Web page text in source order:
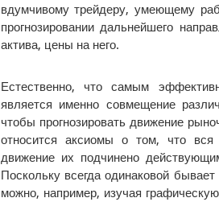
вдумчивому трейдеру, умеющему
прогнозировании дальнейшего
актива, цены на него.
Естественно, что самым
является именно совмещение
чтобы прогнозировать движение
относится аксиомы о том, что
движение их подчинено
Поскольку всегда одинаковой
можно, например, изучая